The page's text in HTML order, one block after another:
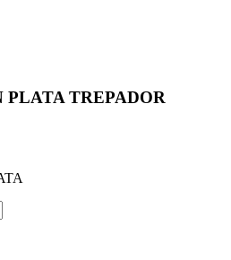
PLATA TREPADOR